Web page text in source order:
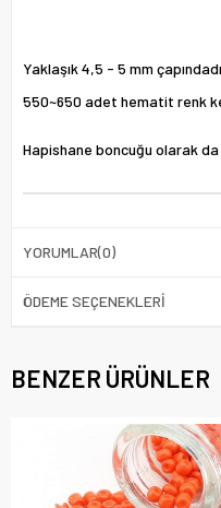
Yaklaşık 4,5 - 5 mm
550~650 adet hematit renk
Hapishane boncuğu olarak da
YORUMLAR(0)
ÖDEME SEÇENEKLERI
BENZER ÜRÜNLER